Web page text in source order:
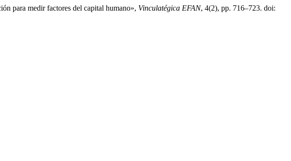
para medir factores del capital humano», Vinculatégica EFAN, 4(2), pp. 716–723. doi: